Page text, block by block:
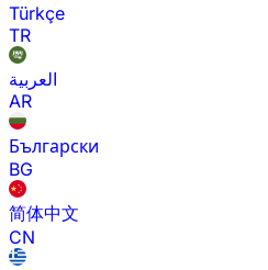
Türkçe
TR
العربية
AR
Български
BG
简体中文
CN